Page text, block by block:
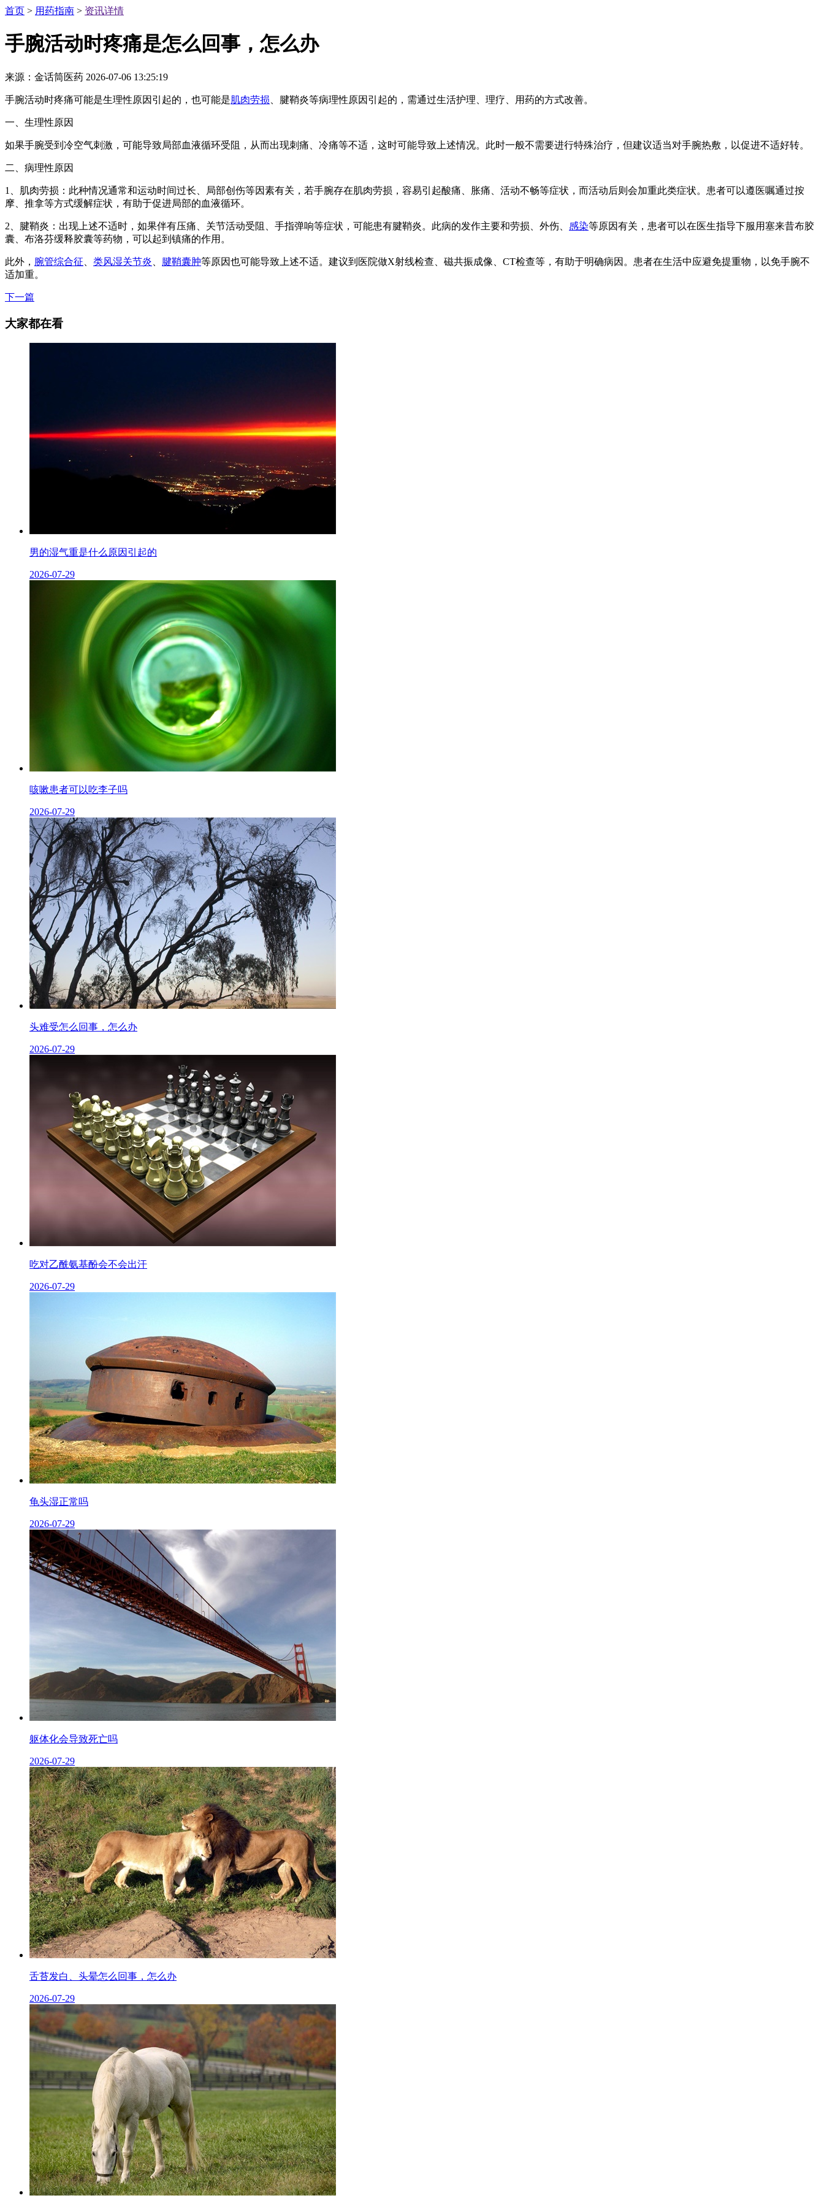
首页 > 用药指南 > 资讯详情
手腕活动时疼痛是怎么回事，怎么办
来源：金话筒医药 2026-07-06 13:25:19
手腕活动时疼痛可能是生理性原因引起的，也可能是肌肉劳损 、腱鞘炎等病理性原因引起的，需通过生活护理、理疗、用药的方式改善。
一、生理性原因
如果手腕受到冷空气刺激，可能导致局部血液循环受阻，从而出现刺痛、冷痛等不适，这时可能导致上述情况。此时一般不需要进行特殊治疗，但建议适当对手腕热敷，以促进不适好转。
二、病理性原因
1、肌肉劳损：此种情况通常和运动时间过长、局部创伤等因素有关，若手腕存在肌肉劳损，容易引起酸痛、胀痛、活动不畅等症状，而活动后则会加重此类症状。患者可以遵医嘱通过按
摩、推拿等方式缓解症状，有助于促进局部的血液循环。
2、腱鞘炎：出现上述不适时，如果伴有压痛、关节活动受阻、手指弹响等症状，可能患有腱鞘炎。此病的发作主要和劳损、外伤、 感染等原因有关，患者可以在医生指导下服用塞来昔布胶
囊、布洛芬缓释胶囊等药物，可以起到镇痛的作用。
此外， 腕管综合征 类风湿关节炎 腱鞘囊肿等原因也可能导致上述不适。建议到医院做X射线检查、磁共振成像、CT检查等，有助于明确病因。患者在生活中应避免提重物，以免手腕不
适加重。
下一篇
大家都在看
男的湿气重是什么原因引起的
2026-07-29
咳嗽患者可以吃李子吗
2026-07-29
头难受怎么回事，怎么办
2026-07-29
吃对乙酰氨基酚会不会出汗
2026-07-29
龟头湿正常吗
2026-07-29
躯体化会导致死亡吗
2026-07-29
舌苔发白、头晕怎么回事，怎么办
2026-07-29